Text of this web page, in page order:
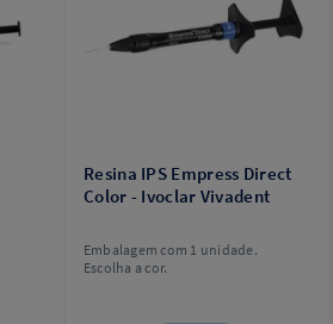
Resina IPS Empress Direct
Color - Ivoclar Vivadent
Embalagem com 1 unidade.
Escolha a cor.